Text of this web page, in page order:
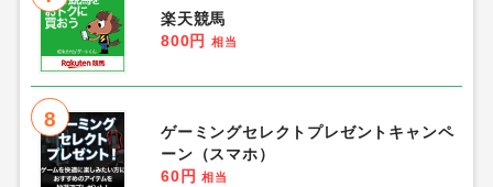
楽天競馬
800円
相当
8
ゲーミングセレクトプレゼントキャンペ
ーン（スマホ）
60円
相当